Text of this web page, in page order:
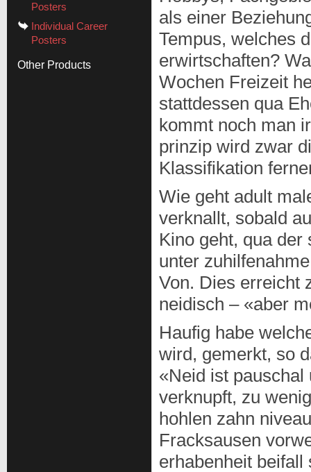
als einer
Tempus, welches
erwirtschaften?
Wochen Freizeit
stattdessen qua
kommt noch man
prinzip wird zwar
Klassifikation
Wie geht adult
verknallt, sobald
Kino geht, qua
unter
Von. Dies erreicht
neidisch – «aber
Haufig habe
wird, gemerkt, so
«Neid ist pauschal
verknupft, zu
hohlen zahn
Fracksausen
erhabenheit beifall
Posters
Individual Career
Posters
Other Products